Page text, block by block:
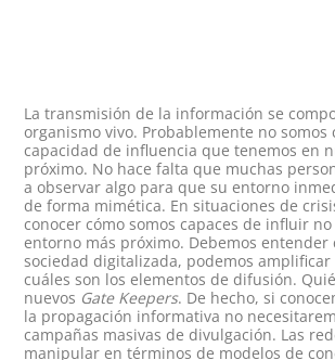
La transmisión de la información se
organismo vivo. Probablemente no somos
capacidad de influencia que tenemos en
próximo. No hace falta que muchas
a observar algo para que su entorno
de forma mimética. En situaciones de
conocer cómo somos capaces de influir
entorno más próximo. Debemos entender
sociedad digitalizada, podemos
cuáles son los elementos de difusión.
nuevos Gate Keepers. De hecho, si
la propagación informativa no
campañas masivas de divulgación. Las
manipular en términos de modelos de